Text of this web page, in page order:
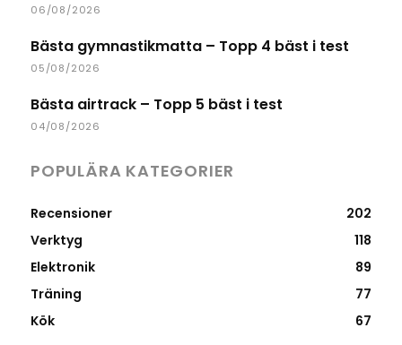
06/08/2026
Bästa gymnastikmatta – Topp 4 bäst i test
05/08/2026
Bästa airtrack – Topp 5 bäst i test
04/08/2026
POPULÄRA KATEGORIER
Recensioner
202
Verktyg
118
Elektronik
89
Träning
77
Kök
67